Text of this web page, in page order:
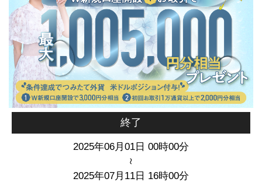
終了
2025年06月01日 00時00分
～
2025年07月11日 16時00分